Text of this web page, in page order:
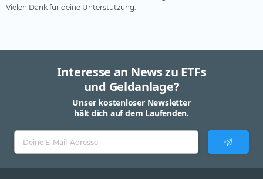
Vielen Dank für deine Unterstützung.
Interesse an News zu ETFs
und Geldanlage?
Unser kostenloser Newsletter
hält dich auf dem Laufenden.